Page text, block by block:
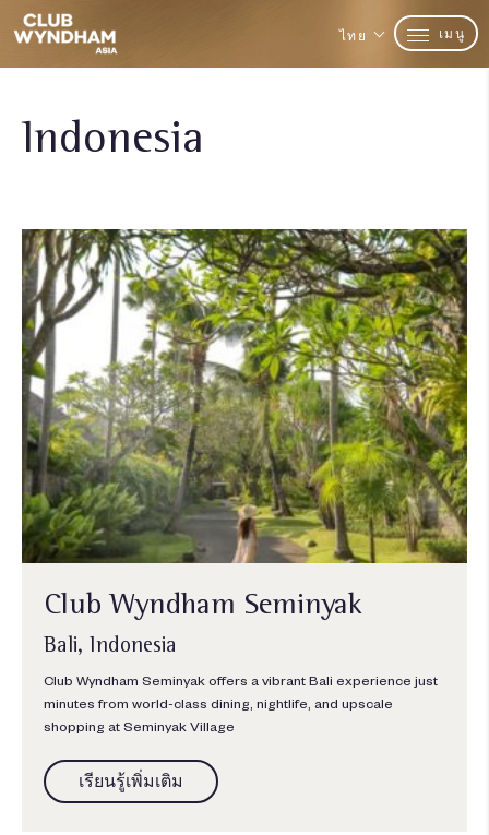
ไทย เมนู
Indonesia
Club Wyndham Seminyak
Bali, Indonesia
Club Wyndham Seminyak offers a vibrant Bali experience just
minutes from world-class dining, nightlife, and upscale
shopping at Seminyak Village
เรียนรู้เพิ่มเติม